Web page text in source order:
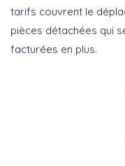
tarifs couvrent le
pièces détachées qui
facturées en plus.